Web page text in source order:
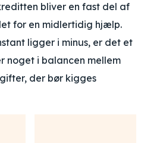
bliver en fast del af
for en midlertidig hjælp.
ligger i minus, er det et
noget i balancen mellem
der bør kigges